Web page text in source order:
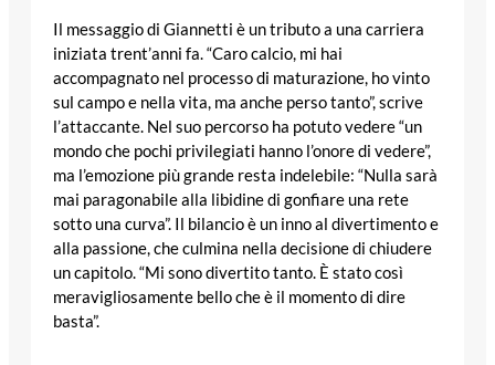
Il messaggio di Giannetti è un tributo a una carriera
iniziata trent’anni fa. “Caro calcio, mi hai
accompagnato nel processo di maturazione, ho vinto
sul campo e nella vita, ma anche perso tanto”, scrive
l’attaccante. Nel suo percorso ha potuto vedere “un
mondo che pochi privilegiati hanno l’onore di vedere”,
ma l’emozione più grande resta indelebile: “Nulla sarà
mai paragonabile alla libidine di gonfiare una rete
sotto una curva”. Il bilancio è un inno al divertimento e
alla passione, che culmina nella decisione di chiudere
un capitolo. “Mi sono divertito tanto. È stato così
meravigliosamente bello che è il momento di dire
basta”.